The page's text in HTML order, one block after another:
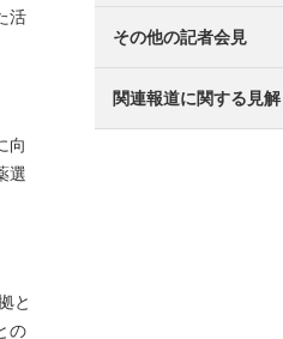
活
向
選
と
の
その他の記者会見
関連報道に関する見解